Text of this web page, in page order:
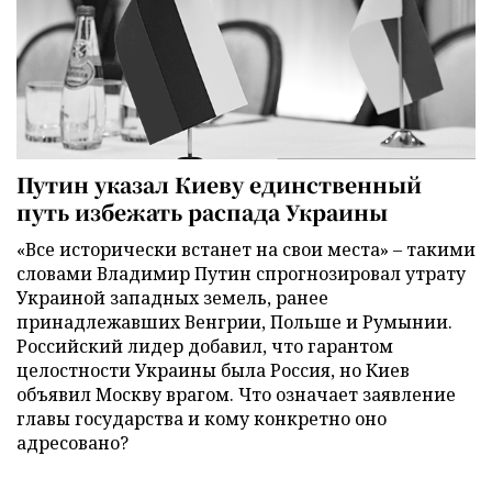
Путин указал Киеву единственный
путь избежать распада Украины
«Все исторически встанет на свои места» – такими
словами Владимир Путин спрогнозировал утрату
Украиной западных земель, ранее
принадлежавших Венгрии, Польше и Румынии.
Российский лидер добавил, что гарантом
целостности Украины была Россия, но Киев
объявил Москву врагом. Что означает заявление
главы государства и кому конкретно оно
адресовано?